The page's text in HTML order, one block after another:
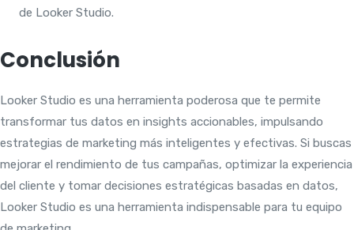
de Looker Studio.
Conclusión
Looker Studio es una herramienta poderosa que te permite
transformar tus datos en insights accionables, impulsando
estrategias de marketing más inteligentes y efectivas. Si buscas
mejorar el rendimiento de tus campañas, optimizar la experiencia
del cliente y tomar decisiones estratégicas basadas en datos,
Looker Studio es una herramienta indispensable para tu equipo